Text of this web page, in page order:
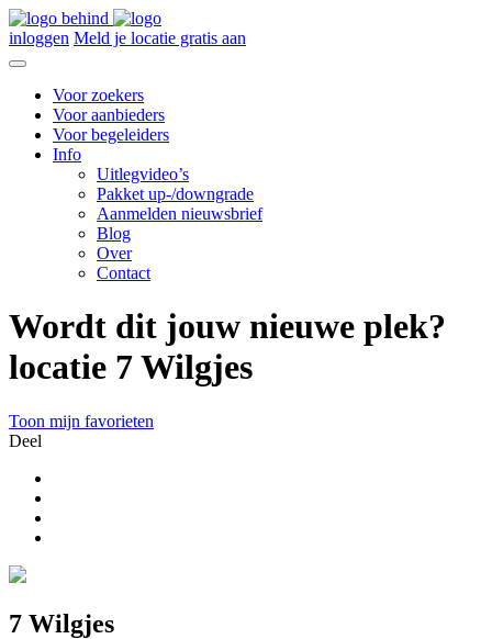
inloggen Meld je locatie gratis aan
Voor zoekers
Voor aanbieders
Voor begeleiders
Info
Uitlegvideo’s
Pakket up-/downgrade
Aanmelden nieuwsbrief
Blog
Over
Contact
Wordt dit jouw nieuwe plek?
locatie 7 Wilgjes
Toon mijn favorieten
Deel
7 Wilgjes